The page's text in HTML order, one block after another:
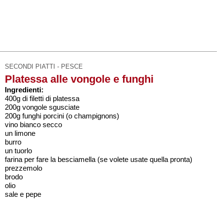
SECONDI PIATTI - PESCE
Platessa alle vongole e funghi
Ingredienti:
400g di filetti di platessa
200g vongole sgusciate
200g funghi porcini (o champignons)
vino bianco secco
un limone
burro
un tuorlo
farina per fare la besciamella (se volete usate quella pronta)
prezzemolo
brodo
olio
sale e pepe